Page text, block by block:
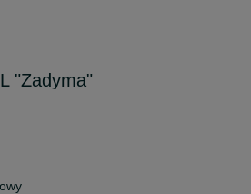
"Zadyma"